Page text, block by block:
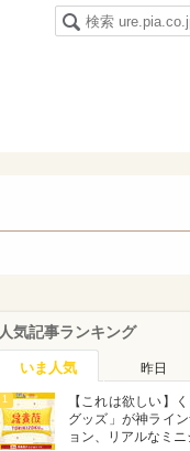
人気記事ランキング
いま人気 昨日
1
【これは欲しい】
グッズ」が神ライ
ョン、リアルなミ